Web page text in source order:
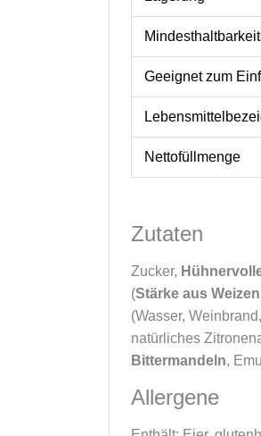
Geeignet zum
Nettofüllmenge
Zutaten
Zucker,
(Stärke aus Weizen
(Wasser,
natürliches
Bittermandeln,
Allergene